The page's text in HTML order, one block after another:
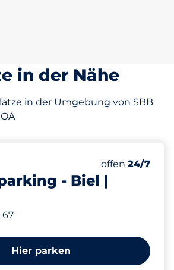
in der Nähe
in der Umgebung von SBB
- Biel |
Anzahl der
Gesamtplätze
offen 24/7
Hier parken